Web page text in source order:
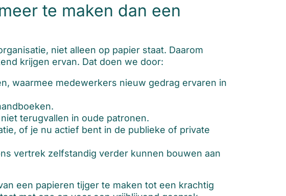
te maken dan een
niet alleen op papier staat. Daarom
krijgen ervan. Dat doen we door:
waarmee medewerkers nieuw gedrag ervaren in
terugvallen in oude patronen.
of je nu actief bent in de publieke of private
vertrek zelfstandig verder kunnen bouwen aan
een papieren tijger te maken tot een krachtig